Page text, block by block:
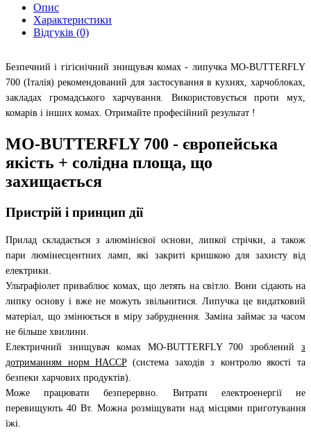
Опис
Характеристики
Відгуків (0)
Безпечний і гігієнічний знищувач комах - липучка MO-BUTTERFLY
700 (Італія) рекомендований для застосування в кухнях, харчоблоках,
закладах громадського харчування. Використовується проти мух,
комарів і інших комах. Отримайте професійний результат !
MO-BUTTERFLY 700 - європейська
якість + солідна площа, що
захищається
Пристрій і принцип дії
Прилад складається з алюмінієвої основи, липкої стрічки, а також
пари люмінесцентних ламп, які закриті кришкою для захисту від
електрики.
Ультрафіолет приваблює комах, що летять на світло. Вони сідають на
липку основу і вже не можуть звільнитися. Липучка це видатковий
матеріал, що змінюється в міру забруднення. Заміна займає за часом
не більше хвилини.
Електричний знищувач комах MO-BUTTERFLY 700 зроблений з
дотриманням норм HACCP(система заходів з контролю якості та
безпеки харчових продуктів).
Може працювати безперервно. Витрати електроенергії не
перевищують 40 Вт. Можна розміщувати над місцями приготування
їжі.